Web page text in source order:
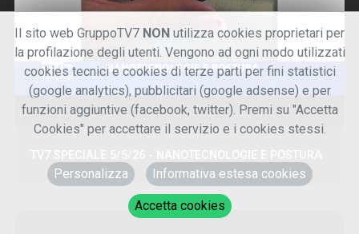
Il sito web GruppoTV7 NON utilizza cookies proprietari per
la profilazione degli utenti. Vengono ad ogni modo utilizzati
cookies tecnici e cookies di terze parti per fini statistici
(google analytics), pubblicitari (google adsense) e per
funzioni aggiuntive (facebook, twitter). Premi su "Accetta
Cookies" per accettare il servizio e i cookies stessi.
Personalizza Informativa estesa cookies
Accetta cookies